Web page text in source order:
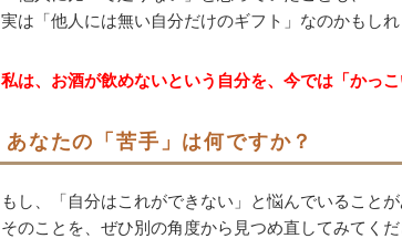
実は「他人には無い自分だけのギフト」なのかもしれ
私は、お酒が飲めないという自分を、今では「かっこ
あなたの「苦手」は何ですか？
もし、「自分はこれができない」と悩んでいることが
そのことを、ぜひ別の角度から見つめ直してみてくだ